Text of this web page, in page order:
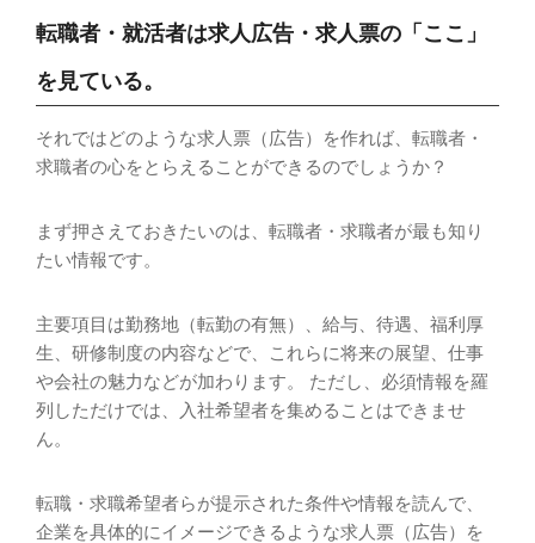
転職者・就活者は求人広告・求人票の「ここ」
を見ている。
それではどのような求人票（広告）を作れば、転職者・
求職者の心をとらえることができるのでしょうか？
まず押さえておきたいのは、転職者・求職者が最も知り
たい情報です。
主要項目は勤務地（転勤の有無）、給与、待遇、福利厚
生、研修制度の内容などで、これらに将来の展望、仕事
や会社の魅力などが加わります。 ただし、必須情報を羅
列しただけでは、入社希望者を集めることはできませ
ん。
転職・求職希望者らが提示された条件や情報を読んで、
企業を具体的にイメージできるような求人票（広告）を